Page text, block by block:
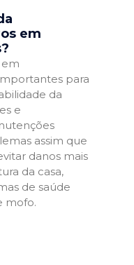
em
para
da
e
assim que
danos mais
da casa,
de saúde
mofo.